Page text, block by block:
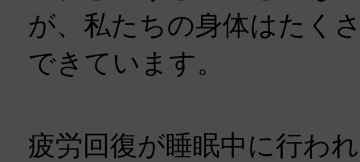
が、私たちの身体はたく
できています。
疲労回復が睡眠中に行わ